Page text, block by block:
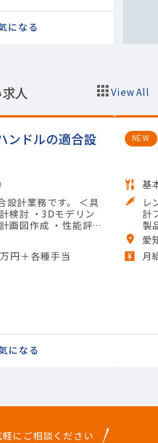
人 View All
ンドルの適合設
業務です。 ＜具
検討 ・3Dモデリン
画図作成 ・性能評価
および管理帳票作成
車部品)その他自動
ル】CATIA
円＋各種手当
NEW
基
レ
計
製
ー
D
愛
月
にご相談ください